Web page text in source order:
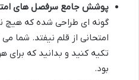
پوشش جامع سرفصل های
گونه ای طراحی شده که هیچ
امتحانی از قلم نیفتد. شما
تکیه کنید و بدانید که برای
بود.